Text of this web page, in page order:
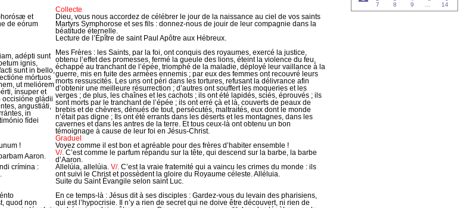
Collecte
et
de eórum
Dieu, vous nous accordez de célébrer le jour de la naissance au ciel de vos saints
Martyrs Symphorose et ses fils : donnez-nous de jouir de leur compagnie dans la
béatitude éternelle.
Lecture de l’Épître de saint Paul Apôtre aux Hébreux.
adépti sunt
ignis,
sunt in bello,
mórtuos
ut meliórem
ínsuper et
occisióne gládii
angustiáti,
in
fídei
Mes Frères : les Saints, par la foi, ont conquis des royaumes, exercé la justice,
obtenu l’effet des promesses, fermé la gueule des lions, éteint la violence du feu,
échappé au tranchant de l’épée, triomphé de la maladie, déployé leur vaillance à la
guerre, mis en fuite des armées ennemis ; par eux des femmes ont recouvré leurs
morts ressuscités. Les uns ont péri dans les tortures, refusant la délivrance afin
d’obtenir une meilleure résurrection ; d’autres ont souffert les moqueries et les
verges ; de plus, les chaînes et les cachots ; ils ont été lapidés, sciés, éprouvés ; ils
sont morts par le tranchant de l’épée ; ils ont erré çà et là, couverts de peaux de
brebis et de chèvres, dénués de tout, persécutés, maltraités, eux dont le monde
n’était pas digne ; Ils ont été errants dans les déserts et les montagnes, dans les
cavernes et dans les antres de la terre. Et tous ceux-là ont obtenu un bon
témoignage à cause de leur foi en Jésus-Christ.
Graduel
!
Voyez comme il est bon et agréable pour des frères d’habiter ensemble !
Aaron. V/. C’est comme le parfum répandu sur la tête, qui descend sur la barbe, la barbe
d’Aaron.
crímina :
Allelúia, allelúia. V/. C’est la vraie fraternité qui a vaincu les crimes du monde : ils
ont suivi le Christ et possèdent la gloire du Royaume céleste. Alléluia.
Suite du Saint Évangile selon saint Luc.
quod non
En ce temps-là : Jésus dit à ses disciples : Gardez-vous du levain des pharisiens,
qui est l’hypocrisie. Il n’y a rien de secret qui ne doive être découvert, ni rien de
7
8 9 14